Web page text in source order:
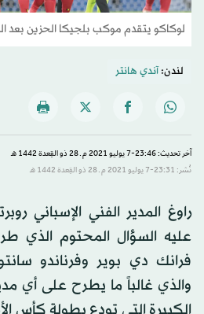
لوكاكو يتقدم موكب بلجيكا الحزين بعد
لندن:آندي هانتر
آخر تحديث: 23:46-7 يوليو 2021 م ـ 28 ذو القِعدة 1442 هـ
نُشر: 23:31-7 يوليو 2021 م ـ 28 ذو القِعدة 1442 هـ
راوغ المدير الفني الإسباني
عليه السؤال المحتوم الذي
فرانك دي بوير وفرناندو
والذي غالباً ما يطرح على أي